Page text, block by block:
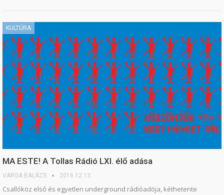
KULTÚRA
MA ESTE! A Tollas Rádió LXI. élő adása
VARGA BALÁZS 2016.12.13.
Csallóköz első és egyetlen underground rádióadója, kéthetente